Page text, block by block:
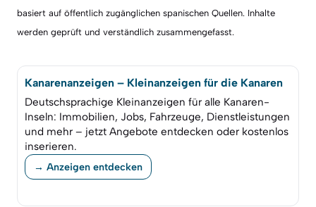
basiert auf öffentlich zugänglichen spanischen Quellen. Inhalte
werden geprüft und verständlich zusammengefasst.
Kanarenanzeigen – Kleinanzeigen für die Kanaren
Deutschsprachige Kleinanzeigen für alle Kanaren-
Inseln: Immobilien, Jobs, Fahrzeuge, Dienstleistungen
und mehr – jetzt Angebote entdecken oder kostenlos
inserieren.
→ Anzeigen entdecken